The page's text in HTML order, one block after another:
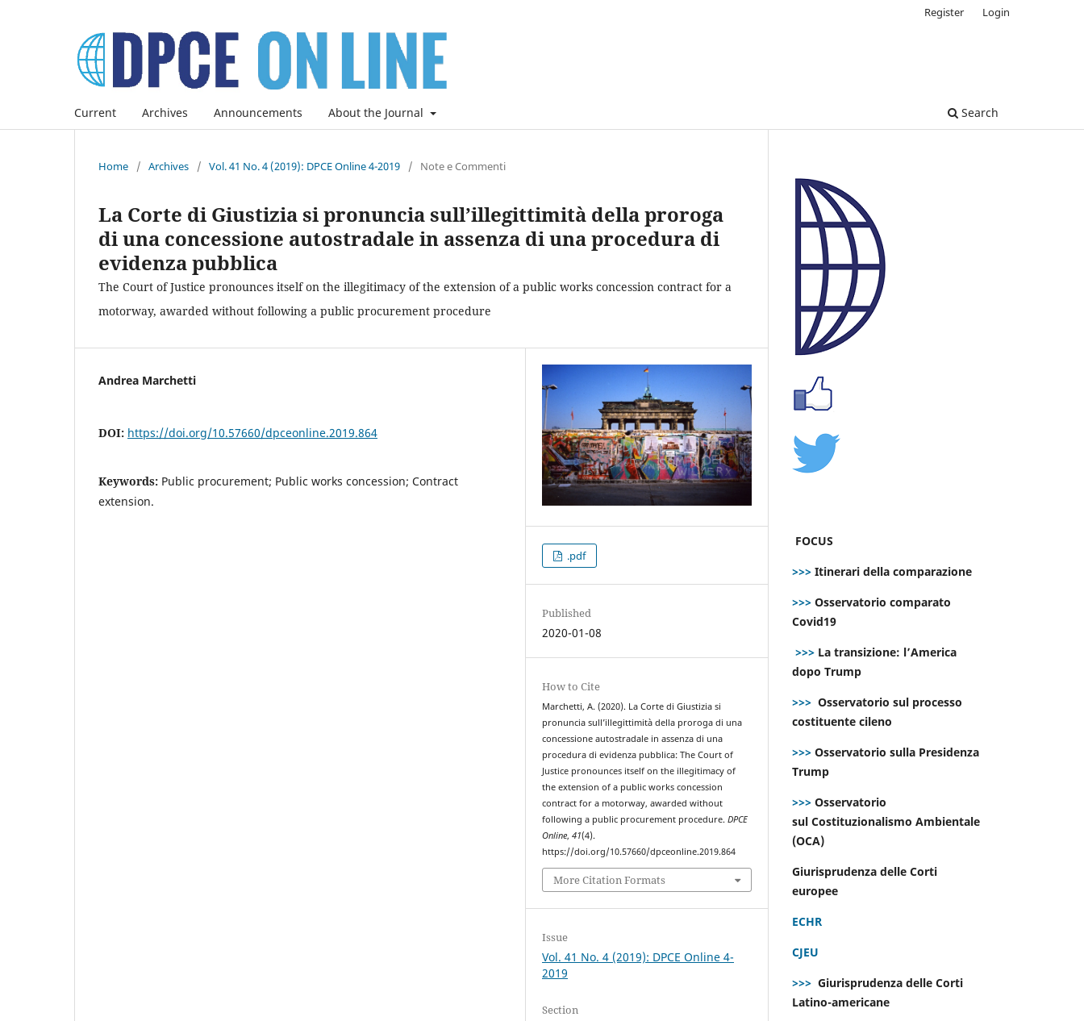
Current Archives Announcements About the Journal Search
Register Login
Home / Archives / Vol. 41 No. 4 (2019): DPCE Online 4-2019 / Note e Commenti
La Corte di Giustizia si pronuncia sull’illegittimità della proroga
di una concessione autostradale in assenza di una procedura di
evidenza pubblica
The Court of Justice pronounces itself on the illegitimacy of the extension of a public works concession contract for a
motorway, awarded without following a public procurement procedure
Andrea Marchetti
DOI: https://doi.org/10.57660/dpceonline.2019.864
Keywords: Public procurement; Public works concession; Contract
extension.
.pdf
Published
2020-01-08
How to Cite
Marchetti, A. (2020). La Corte di Giustizia si
pronuncia sull’illegittimità della proroga di una
concessione autostradale in assenza di una
procedura di evidenza pubblica: The Court of
Justice pronounces itself on the illegitimacy of
the extension of a public works concession
contract for a motorway, awarded without
following a public procurement procedure.DPCE
Online,41(4).
https://doi.org/10.57660/dpceonline.2019.864
More Citation Formats
Issue
Vol. 41 No. 4 (2019): DPCE Online 4-
2019
Section
FOCUS
>>> Itinerari della comparazione
>>> Osservatorio comparato
Covid19
>>> La transizione: l’America
dopo Trump
>>> Osservatorio sul processo
costituente cileno
>>> Osservatorio sulla Presidenza
Trump
>>> Osservatorio
sul Costituzionalismo Ambientale
(OCA)
Giurisprudenza delle Corti
europee
ECHR
CJEU
>>> Giurisprudenza delle Corti
Latino-americane